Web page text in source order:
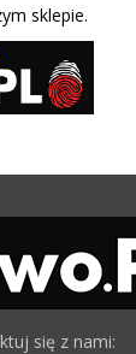
sklepie.
się z nami: